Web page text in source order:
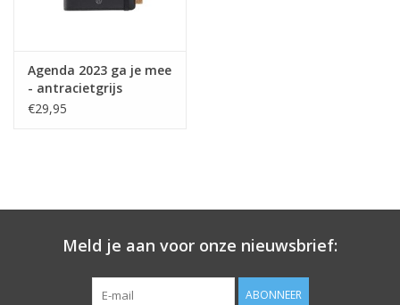
Merken
Agenda 2023 ga je mee
- antracietgrijs
€29,95
Meld je aan voor onze nieuwsbrief:
ABONNEER